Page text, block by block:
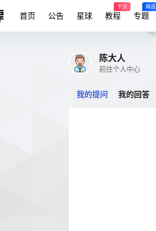
首页 公告 星球 教程
干货
专题
精选
陈大人
前往个人中心
我的提问 我的回答